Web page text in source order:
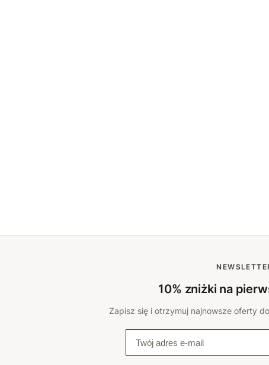
10% zniżki na
Zapisz się i otrzymuj najnowsze oferty